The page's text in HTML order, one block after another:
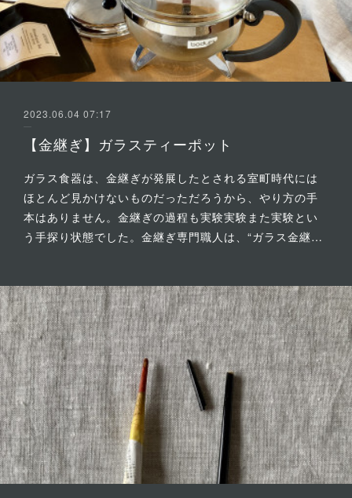
2023.06.04 07:17
【金継ぎ】ガラスティーポット
ガラス食器は、金継ぎが発展したとされる室町時代には
ほとんど見かけないものだっただろうから、やり方の手
本はありません。金継ぎの過程も実験実験また実験とい
う手探り状態でした。金継ぎ専門職人は、“ガラス金継…